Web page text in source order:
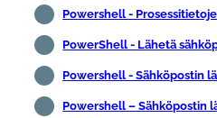
Powershell -
PowerShell - Lähetä
Powershell - Sähköpostin
Powershell – Sähköpostin